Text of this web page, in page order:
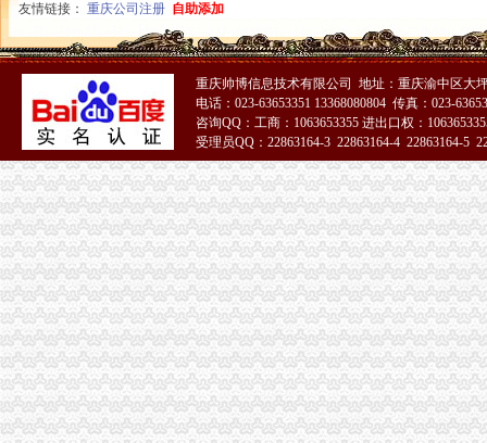
增值税时代房地产和建安企业全盘财税管控核算再造专题讲座_重庆培
《建造师注册流程》_优秀范文十篇
信用卡销户的正确程序是什么-慧择保险网
重庆市渝中区人力资源和社会保障局
重庆代办公司_代理公司注册_工商登记_分公司_个体工商_代账报税_
www.cqdengbao.com-网站综合查询|重庆登报重庆报社登报重庆时报
重庆市工商行政管理局公众信息网
重庆渝中区会计从业资格通过率高的会计培训哪家好免费试-报名在线
重庆财务章遗失登报公章准刻证遗失登报办理流程_客集齐网
云报拍卖公告登报办理流程及费用
知识产权一站式服务厂家_知识产权一站式服务公司-阿里巴巴公司黄页
重庆“互联网+商务服务·公司注册、代理记账”行业优秀案例分析报
分分送金可提款>>>分分送金可提款全资子公司注销后实收资
【品牌经理招聘】重庆诺玛时裳商贸有限公司新招聘信息-聘网
【招商运营主管招聘】重庆鑫诺尔文化播有限公司新招聘信息-
因争议之行政行为致相对人的企业名称被撤销,相对人仍具备提起行政
明家科技：北京国枫律师事务所关于公司发行股份及支付现金购买资产
同舟集团的无耻不要脸与西政校领导的冷漠不作为_重庆_天涯论坛_天
重庆招聘会计助理_重庆国诚财税咨询有限公司招聘-汇博网
友情链接： 重庆公司注册 自助添加
重庆帅博信息技术有限公司 地址：重庆渝中区大
电话：023-63653351 13368080804 传真：023-
咨询QQ：工商：1063653355 进出口权：
受理员QQ：22863164-3 22863164-4 22863164-5
51La